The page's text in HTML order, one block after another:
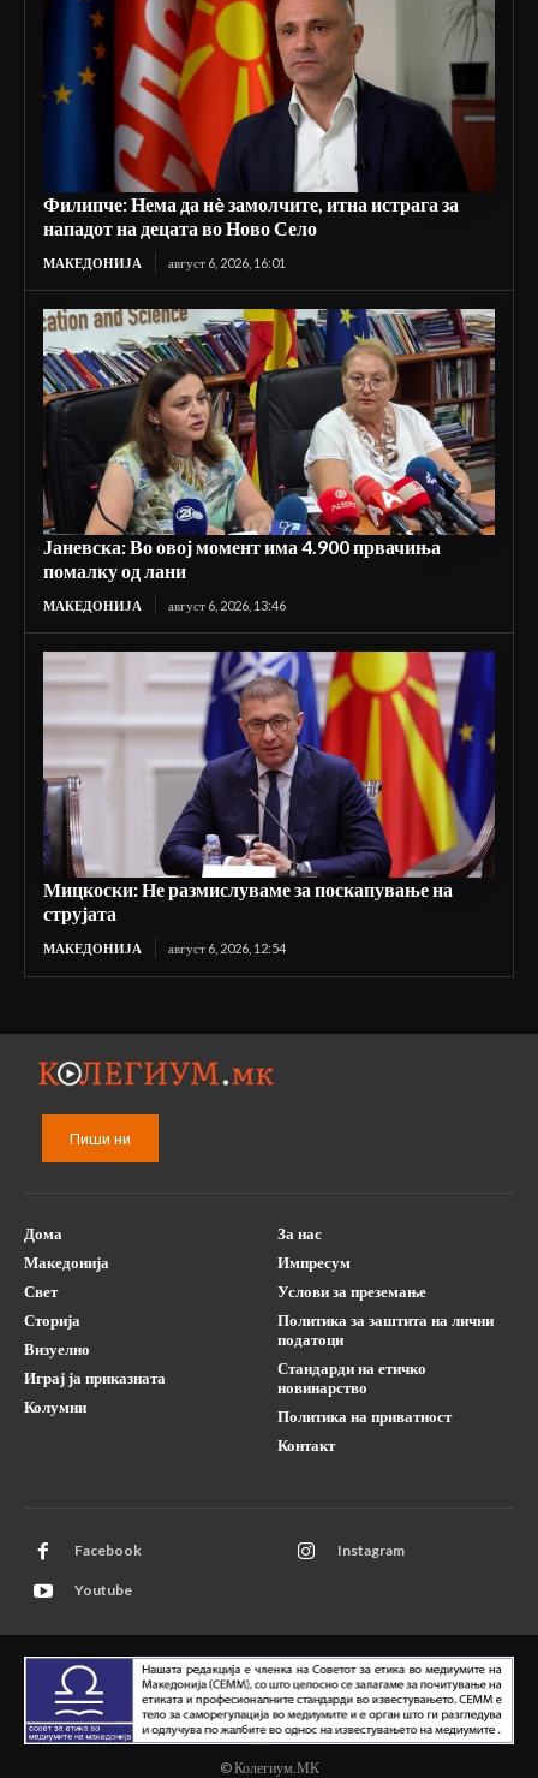
Филипче: Нема да нè замолчите, итна истрага за
нападот на децата во Ново Село
МАКЕДОНИЈА август 6, 2026, 16:01
Јаневска: Во овој момент има 4.900 првачиња
помалку од лани
МАКЕДОНИЈА август 6, 2026, 13:46
Мицкоски: Не размислуваме за поскапување на
струјата
МАКЕДОНИЈА август 6, 2026, 12:54
Пиши ни
Дома
Македонија
Свет
Сторија
Визуелно
Играј ја приказната
Колумни
За нас
Импресум
Услови за преземање
Политика за заштита на лични
податоци
Стандарди на етичко
новинарство
Политика на приватност
Контакт
Facebook Instagram
Youtube
© Колегиум.МК